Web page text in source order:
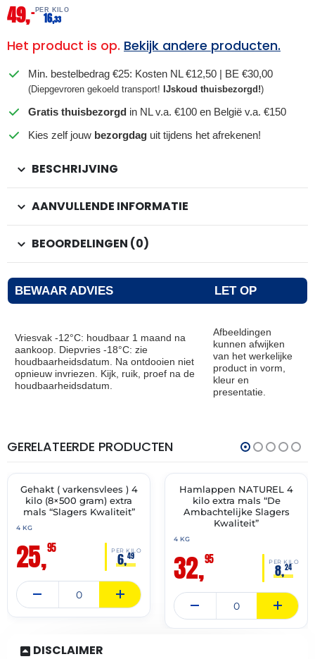
49,– PER KILO
16,33
Het product is op. Bekijk andere producten.
Min. bestelbedrag €25: Kosten NL €12,50 | BE €30,00
(Diepgevroren gekoeld transport! IJskoud thuisbezorgd!)
Gratis thuisbezorgd in NL v.a. €100 en België v.a. €150
Kies zelf jouw bezorgdag uit tijdens het afrekenen!
BESCHRIJVING
AANVULLENDE INFORMATIE
BEOORDELINGEN (0)
BEWAAR ADVIES LET OP
Vriesvak -12°C: houdbaar 1 maand na
aankoop. Diepvries -18°C: zie
houdbaarheidsdatum. Na ontdooien niet
opnieuw invriezen. Kijk, ruik, proef na de
houdbaarheidsdatum.
Afbeeldingen
kunnen afwijken
van het werkelijke
product in vorm,
kleur en
presentatie.
GERELATEERDE PRODUCTEN
✓ VAST ASSORTIMENT
THT:
13-
Gehakt ( varkensvlees ) 4
kilo (8×500 gram) extra
mals “Slagers Kwaliteit”
4 KG
25,95 PER KILO
6,49
✓ VAST ASSORTIMENT
Hamlappen NATUREL 4
kilo extra mals “De
Ambachtelijke Slagers
Kwaliteit”
4 KG
32,95 PER KILO
8,24
DISCLAIMER